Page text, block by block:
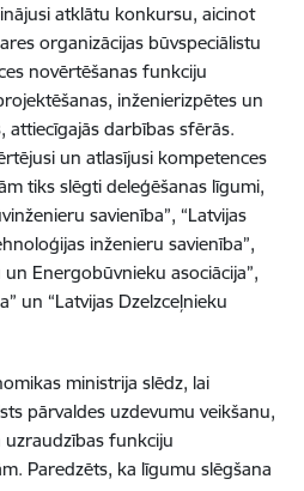
atklātu konkursu, aicinot
organizācijas būvspeciālistu
novērtēšanas funkciju
inženierizpētes un
attiecīgajās darbības sfērās.
un atlasījusi kompetences
tiks slēgti deleģēšanas līgumi,
savienība”, “Latvijas
inženieru savienība”,
Energobūvnieku asociācija”,
un “Latvijas Dzelzceļnieku
ministrija slēdz, lai
pārvaldes uzdevumu veikšanu,
funkciju
Paredzēts, ka līgumu slēgšana